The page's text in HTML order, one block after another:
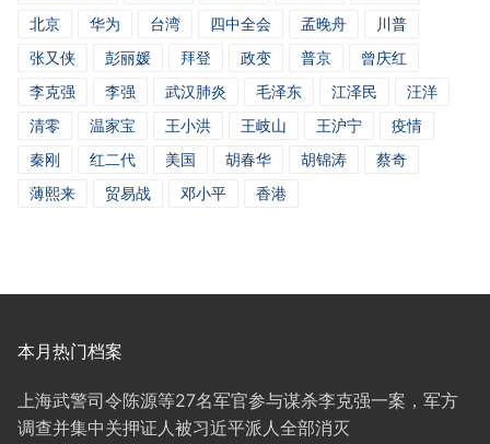
北京
华为 台湾 四中全会 孟晚舟
川普
张又侠
彭丽媛 拜登 政变 普京
曾庆红
李克强
李强 武汉肺炎 毛泽东 江泽民
汪洋
清零
温家宝 王小洪 王岐山 王沪宁
疫情
秦刚
红二代 美国 胡春华 胡锦涛
蔡奇
薄熙来
贸易战 邓小平 香港
本月热门档案
上海武警司令陈源等27名军官参与谋杀李克强一案，军方
调查并集中关押证人被习近平派人全部消灭